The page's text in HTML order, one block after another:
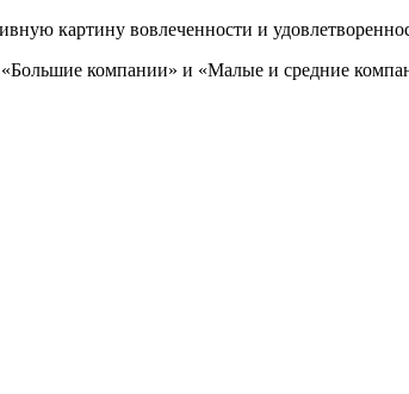
картину вовлеченности и
компании» и «Малые и средние